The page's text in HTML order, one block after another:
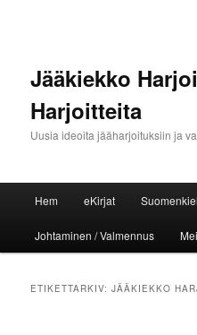
Jääkiekko
Harjoitteita
Uusia ideoita jääharjoituksiin ja
Hoppa till huvudinnehåll
Hoppa till sekundärt innehåll
Hem eKirjat
Johtaminen / Valmennus
ETIKETTARKIV:JÄÄKIEKKO